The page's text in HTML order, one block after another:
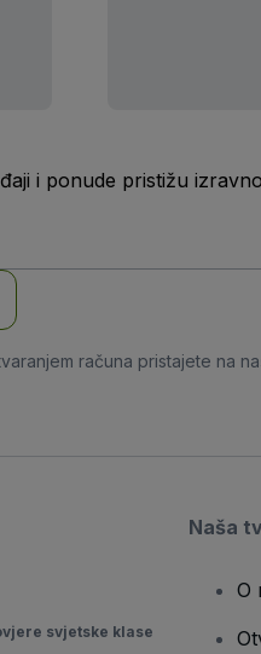
i ponude pristižu
računa pristajete na
svjetske klase
Naša
O